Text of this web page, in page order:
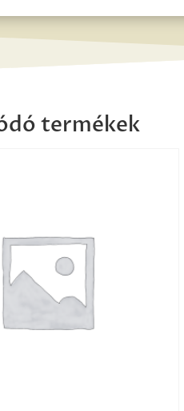
termékek